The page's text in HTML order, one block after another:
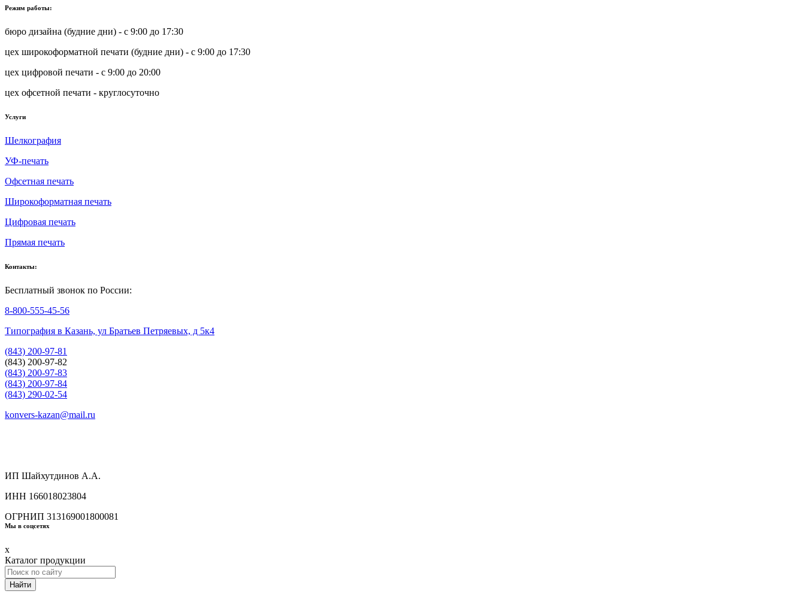
Режим работы:
бюро дизайна (будние дни) - с 9:00 до 17:30
цех широкоформатной печати (будние дни) - с 9:00 до 17:30
цех цифровой печати - с 9:00 до 20:00
цех офсетной печати - круглосуточно
Услуги
Шелкография
УФ-печать
Офсетная печать
Широкоформатная печать
Цифровая печать
Прямая печать
Контакты:
Бесплатный звонок по России:
8-800-555-45-56
Типография в Казань, ул Братьев Петряевых, д 5к4
(843) 200-97-81
(843) 200-97-82
(843) 200-97-83
(843) 200-97-84
(843) 290-02-54
konvers-kazan@mail.ru
ИП Шайхутдинов А.А.
ИНН 166018023804
ОГРНИП 313169001800081
Мы в соцсетях
x
Каталог продукции
Найти